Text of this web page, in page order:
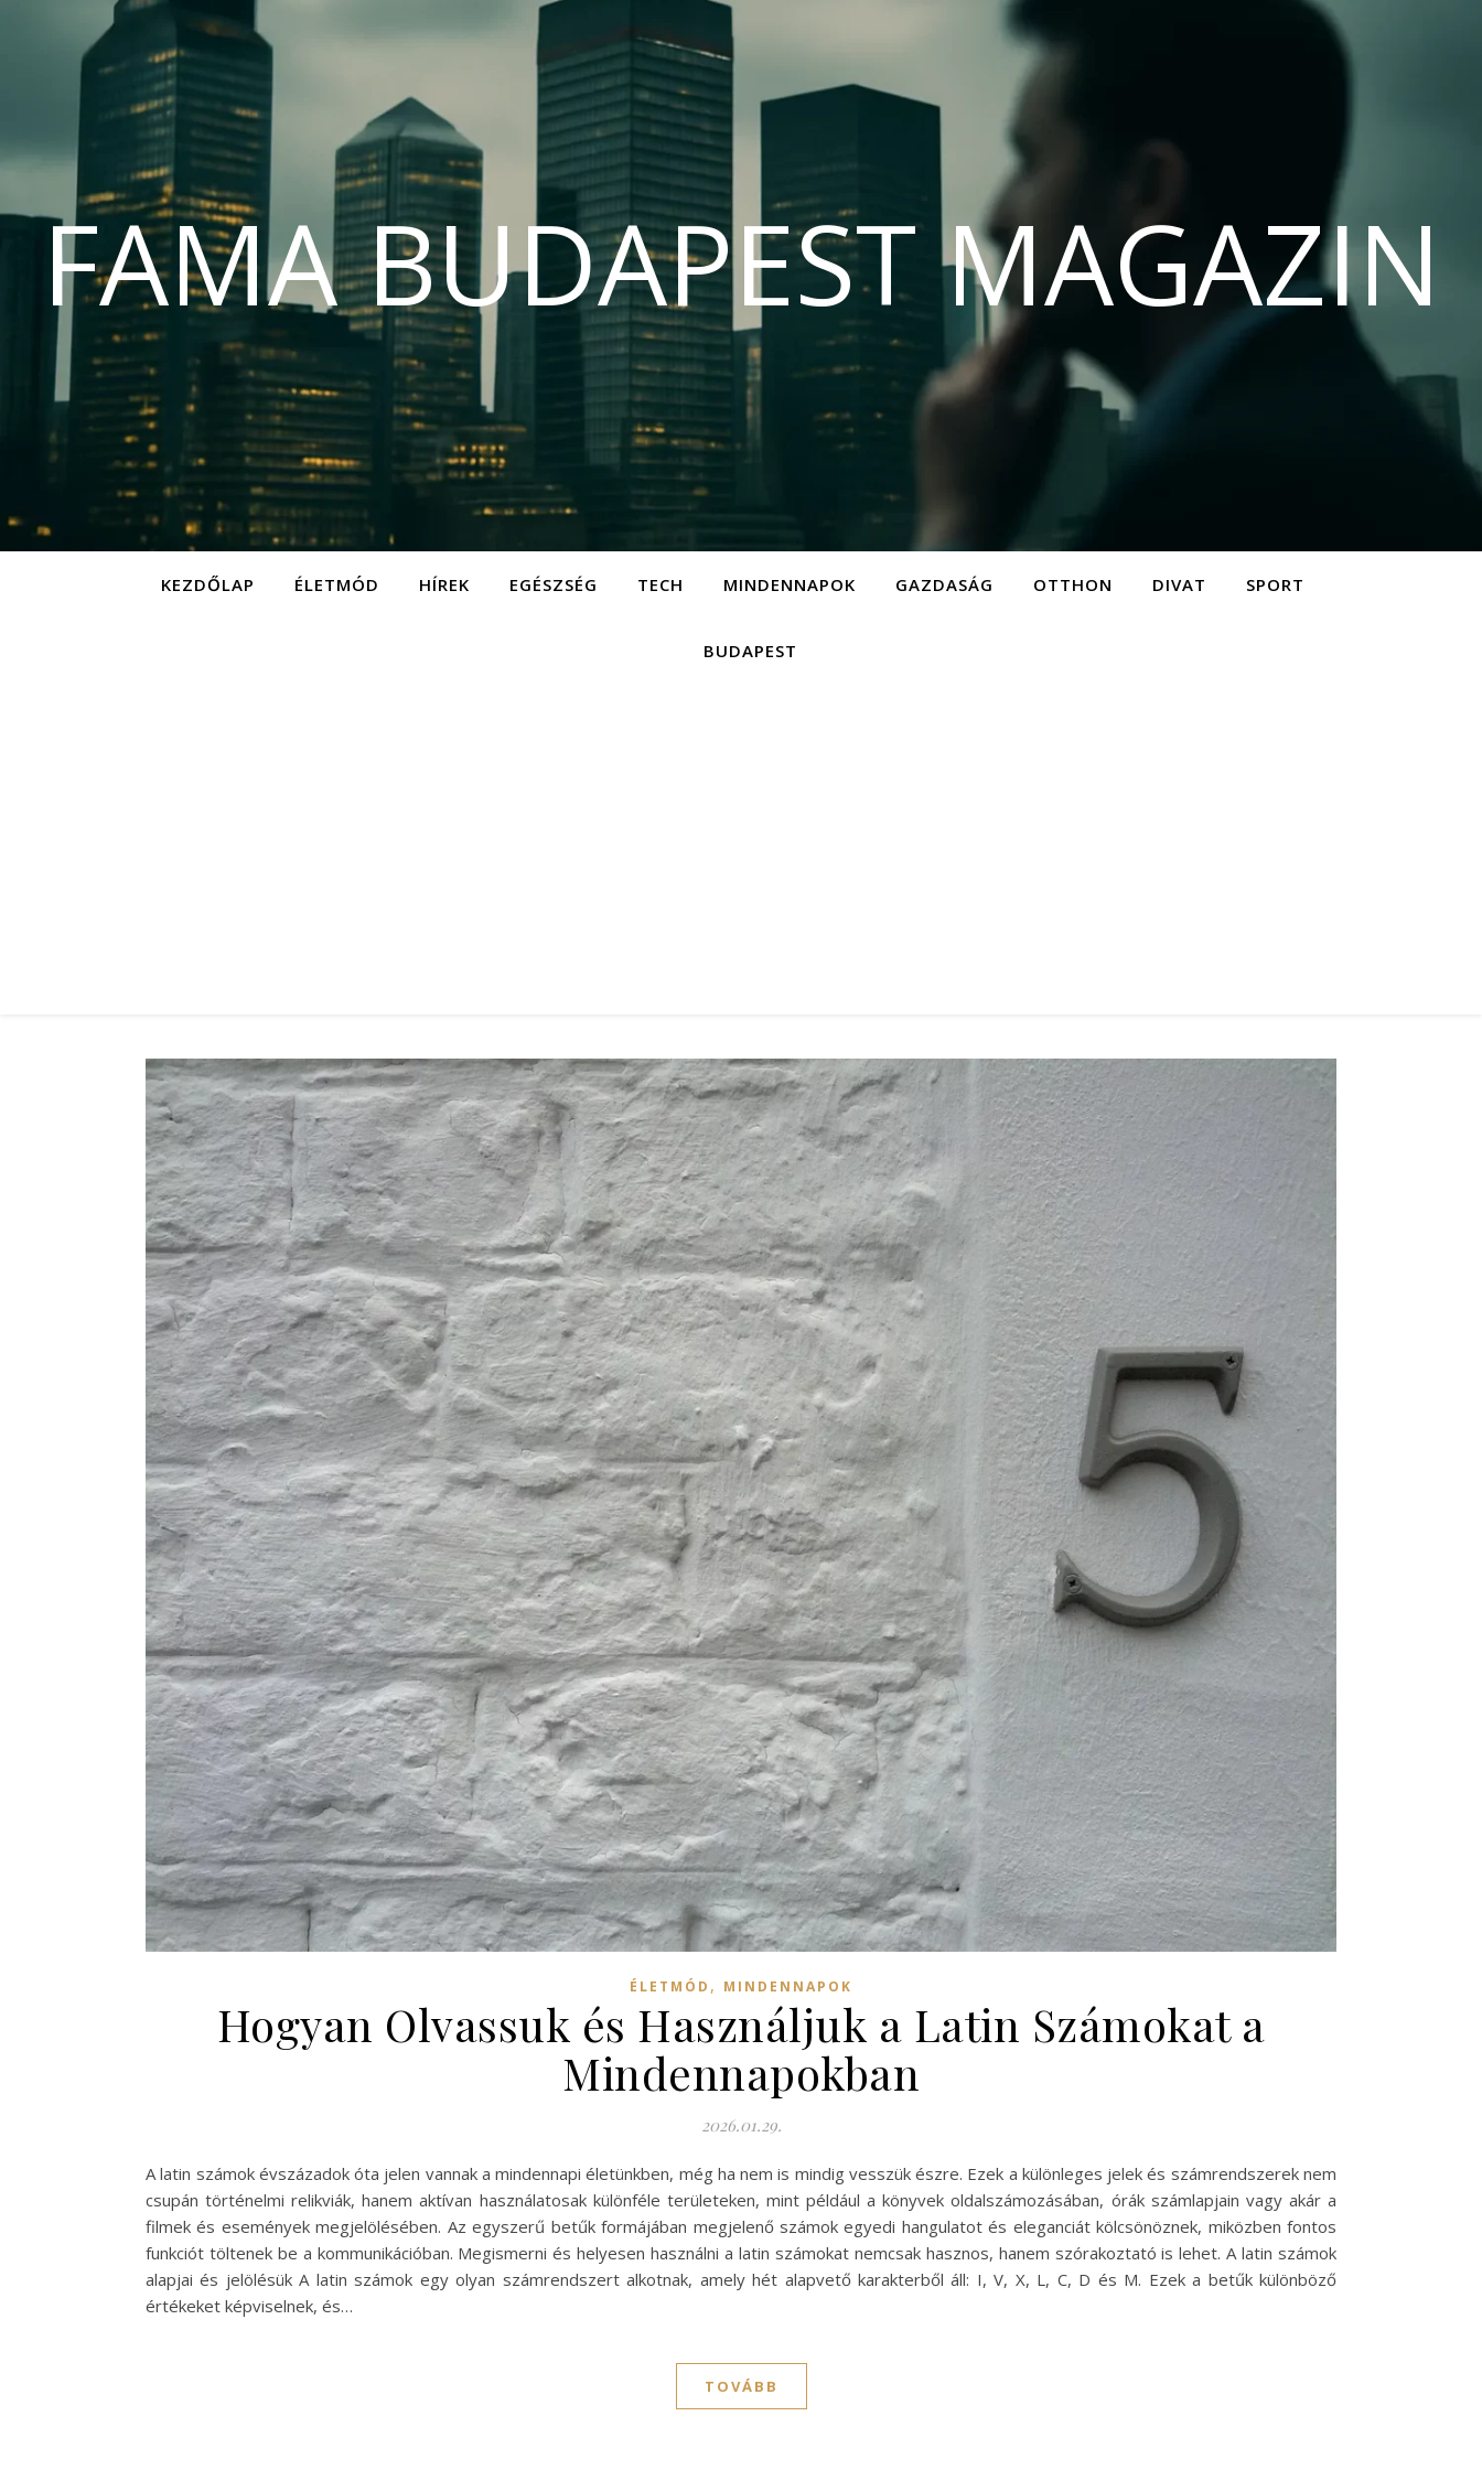
FAMA BUDAPEST MAGAZIN
KEZDŐLAP ÉLETMÓD HÍREK EGÉSZSÉG TECH MINDENNAPOK GAZDASÁG OTTHON DIVAT SPORT
BUDAPEST
ÉLETMÓD , MINDENNAPOK
Hogyan Olvassuk és Használjuk a Latin Számokat a
Mindennapokban
2026.01.29.
A latin számok évszázadok óta jelen vannak a mindennapi életünkben, még ha nem is mindig vesszük észre. Ezek a különleges jelek és számrendszerek nem
csupán történelmi relikviák, hanem aktívan használatosak különféle területeken, mint például a könyvek oldalszámozásában, órák számlapjain vagy akár a
filmek és események megjelölésében. Az egyszerű betűk formájában megjelenő számok egyedi hangulatot és eleganciát kölcsönöznek, miközben fontos
funkciót töltenek be a kommunikációban. Megismerni és helyesen használni a latin számokat nemcsak hasznos, hanem szórakoztató is lehet. A latin számok
alapjai és jelölésük A latin számok egy olyan számrendszert alkotnak, amely hét alapvető karakterből áll: I, V, X, L, C, D és M. Ezek a betűk különböző
értékeket képviselnek, és…
TOVÁBB